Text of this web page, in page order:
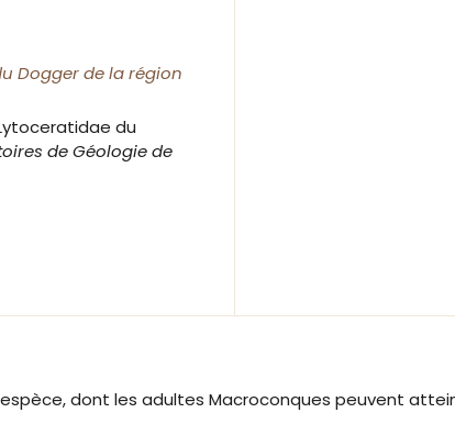
Dogger de la région
du
de Géologie de
dont les adultes Macroconques peuvent